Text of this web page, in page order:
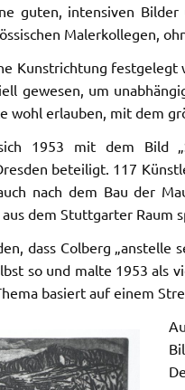
guten, intensiven
Malerkollegen,
Kunstrichtung festgelegt
gewesen, um
wohl erlauben, mit dem
1953 mit dem Bild
beteiligt. 117
nach dem Bau der
aus dem Stuttgarter Raum
dass Colberg „anstelle
so und malte 1953 als
basiert auf einem